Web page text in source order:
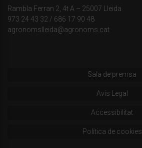
Rambla Ferran 2, 4t A – 25007 Lleida
973 24 43 32 / 686 17 90 48
agronomslleida@agronoms.cat
Sala de premsa
Avís Legal
Accessibilitat
Política de cookies